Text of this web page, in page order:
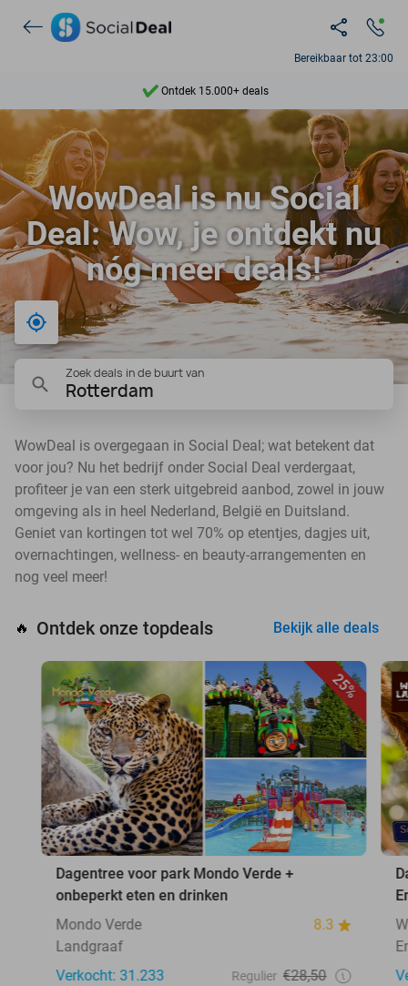
Bereikbaar tot 23:00
7 dagen per week beschikbaar
10+ miljoen leden
9,4
Ontdek 15.000+ deals
WowDeal is nu Social
Deal: Wow, je ontdekt nu
nóg meer deals!
Bij mij in de buurt
Zoek deals in de buurt van
Rotterdam
WowDeal is overgegaan in Social Deal; wat betekent dat
voor jou? Nu het bedrijf onder Social Deal verdergaat,
profiteer je van een sterk uitgebreid aanbod, zowel in jouw
omgeving als in heel Nederland, België en Duitsland.
Geniet van kortingen tot wel 70% op etentjes, dagjes uit,
overnachtingen, wellness- en beauty-arrangementen en
nog veel meer!
🔥 Ontdek onze topdeals Bekijk alle deals
25%
Dagentree voor park Mondo Verde +
onbeperkt eten en drinken
Mondo Verde
8.3
Landgraaf
Verkocht: 31.233
Regulier €28,50